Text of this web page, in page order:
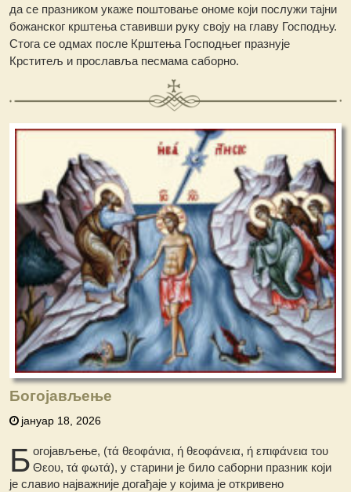
да се празником укаже поштовање ономе који послужи тајни
божанског крштења ставивши руку своју на главу Господњу.
Стога се одмах после Крштења Господњег празнује
Крститељ и прославља песмама саборно.
Богојављење
јануар 18, 2026
Б огојављење, (τά θεοφάνια, ή θεοφάνεια, ή επιφάνεια του
Θεου, τά φωτά), у старини је било саборни празник који
је славио најважније догађаје у којима је откривено